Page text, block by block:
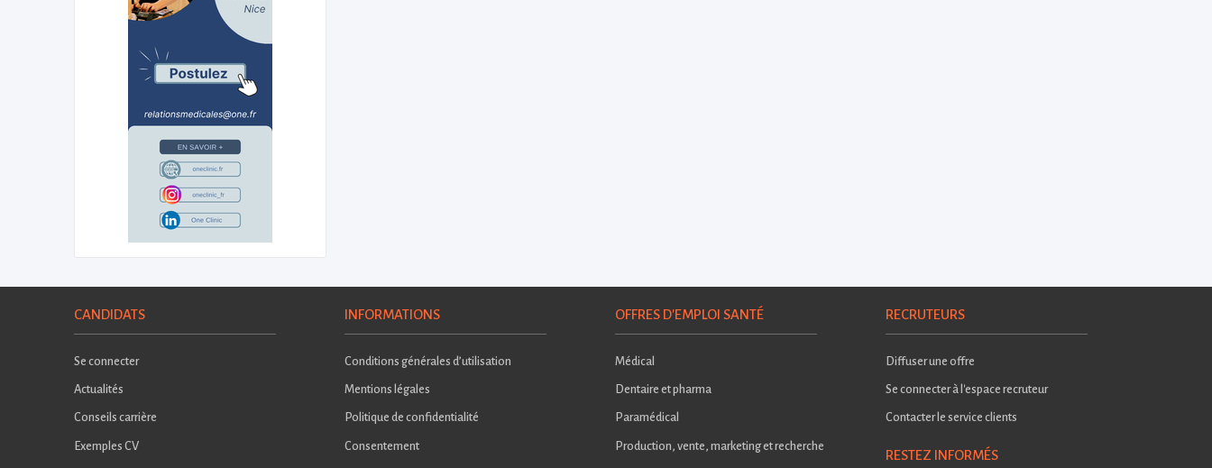
CANDIDATS
Se connecter
Actualités
Conseils carrière
Exemples CV
INFORMATIONS
Conditions générales d’utilisation
Mentions légales
Politique de confidentialité
Consentement
OFFRES D'EMPLOI SANTÉ
Médical
Dentaire et pharma
Paramédical
Production, vente, marketing et recherche
RECRUTEURS
Diffuser une offre
Se connecter à l'espace recruteur
Contacter le service clients
RESTEZ INFORMÉS